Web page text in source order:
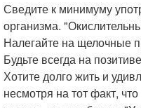
Сведите к минимуму
организма.
Налегайте на щелочные
Будьте всегда на
Хотите долго жить и
несмотря на тот факт,